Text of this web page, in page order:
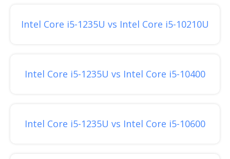
Intel Core i5-1235U vs Intel Core i5-10210U
Intel Core i5-1235U vs Intel Core i5-10400
Intel Core i5-1235U vs Intel Core i5-10600